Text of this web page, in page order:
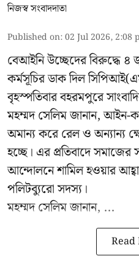
নিজস্ব সংবাদদাতা
Published on:02 Jul 2026, 2:08
বেআইনি উচ্ছেদের বিরুদ্ধে ৪
কর্মসূচির ডাক দিল
বৃহস্পতিবার বহরমপুরে
মহম্মদ সেলিম জানান, আইন-
অমান্য করে রেল ও অন্যান্য
হচ্ছে। এর প্রতিবাদে
আন্দোলনে শামিল হওয়ার
পলিটব্যুরো সদস্য।
মহম্মদ সেলিম জানান, ...